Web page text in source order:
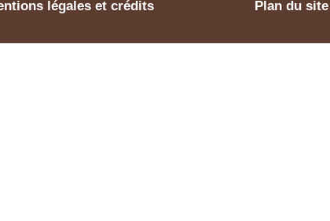
légales et crédits Plan du site